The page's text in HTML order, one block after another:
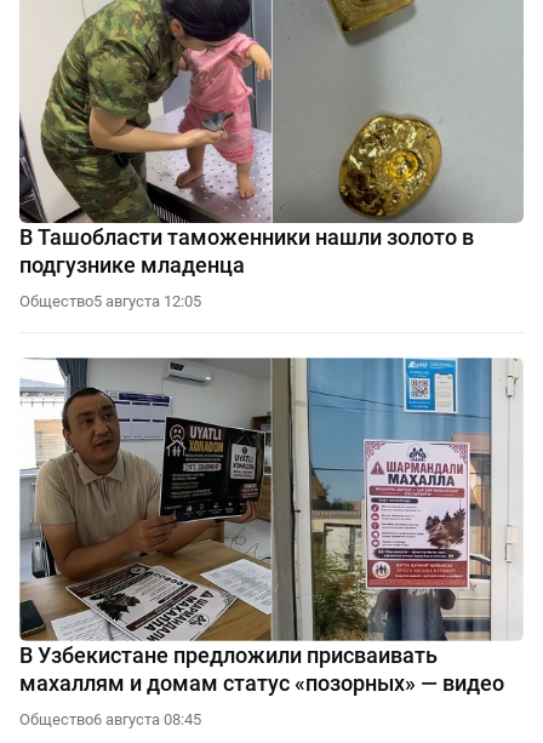
В Ташобласти таможенники нашли золото в
подгузнике младенца
Общество5 августа 12:05
В Узбекистане предложили присваивать
махаллям и домам статус «позорных» — видео
Общество6 августа 08:45